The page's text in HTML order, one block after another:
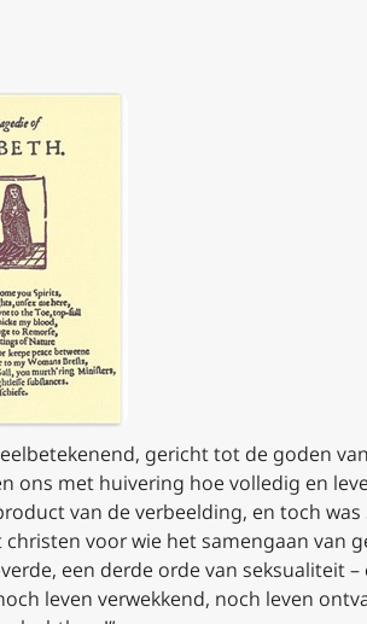
gericht tot de goden
ons met huivering hoe volledig en
van de verbeelding, en toch was
voor wie het samengaan van
een derde orde van seksualiteit –
leven verwekkend, noch leven